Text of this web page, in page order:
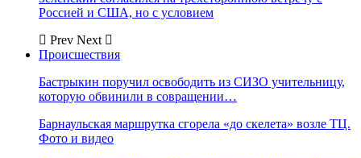
Россией и США, но с условием
Prev Next
Происшествия
Бастрыкин поручил освободить из СИЗО учительницу,
которую обвинили в совращении…
Барнаульская маршрутка сгорела «до скелета» возле ТЦ.
Фото и видео